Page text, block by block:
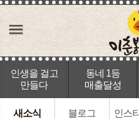
인생을 걸고
만들다
동네 1등
매출달성
새소식 블로그 인스